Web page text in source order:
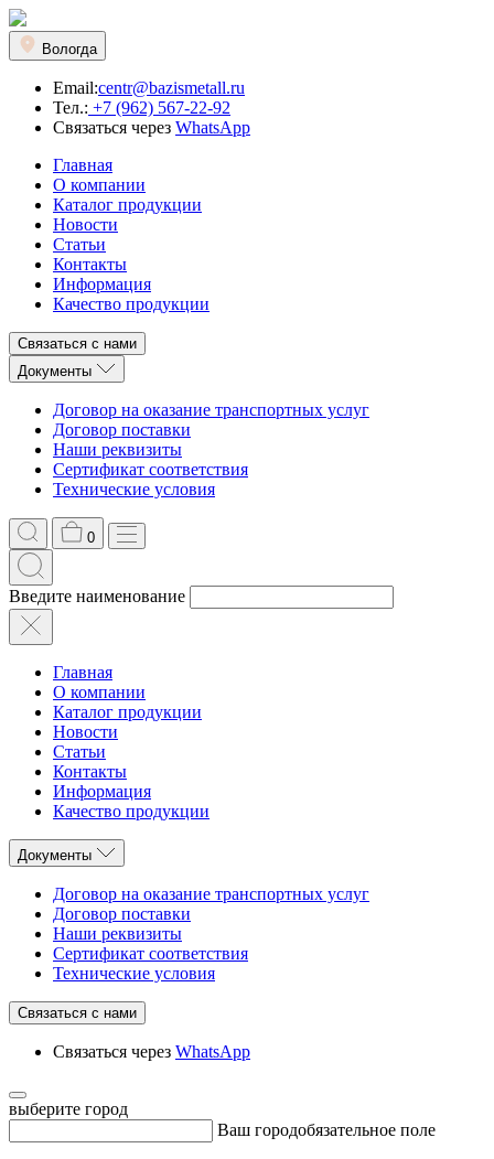
Вологда
Email:centr@bazismetall.ru
Тел.: +7 (962) 567-22-92
Связаться через WhatsApp
Главная
О компании
Каталог продукции
Новости
Статьи
Контакты
Информация
Качество продукции
Связаться с нами
Документы
Договор на оказание транспортных услуг
Договор поставки
Наши реквизиты
Сертификат соответствия
Технические условия
0
Введите наименование
Главная
О компании
Каталог продукции
Новости
Статьи
Контакты
Информация
Качество продукции
Документы
Договор на оказание транспортных услуг
Договор поставки
Наши реквизиты
Сертификат соответствия
Технические условия
Связаться с нами
Связаться через WhatsApp
выберите город
Ваш городобязательное поле